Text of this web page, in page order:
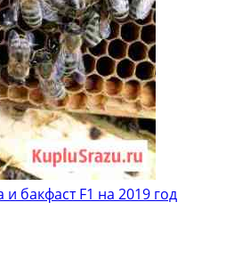
бакфаст F1 на 2019 год